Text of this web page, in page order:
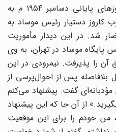
جنوب فلسطین (بئرسبع)، در روزهای پایانی دسامبر ۱۹۵۴ م به
دستیار رئیس موساد به
شد. در این دیدار مأموریت
موساد در تهران، به وی
را پذیرفت. نیمرودی در این
پس از احوال‌پرسی از
گفت: پیشنهاد می‌کنم
از آن جا که این پیشنهاد
خودم را برای این موقعیت